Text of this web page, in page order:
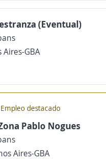
(Eventual)
GBA
Empleo destacado
Pablo Nogues
Aires-GBA